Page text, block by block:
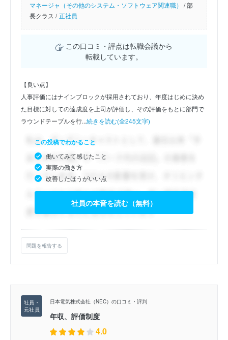
マネージャ（その他のシステム・ソフトウェア関連職） /部
長クラス / 正社員
この口コミ・評点は転職会議から
転載しています。
【良い点】
人事評価にはナインブロックが採用されており、年度はじめに決め
た目標に対しての達成度を上司が評価し、その評価をもとに部門で
ラウンドテーブルを行...続きを読む(全245文字)
この投稿でわかること
働いてみて感じたこと
実際の働き方
改善したほうがいい点
社員の本音を読む（無料）
問題を報告する
日本電気株式会社（NEC）の口コミ・評判
年収、評価制度
4.0